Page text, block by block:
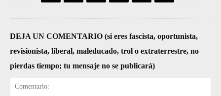
DEJA UN COMENTARIO (si eres fascista, oportunista,
revisionista, liberal, maleducado, trol o extraterrestre, no
pierdas tiempo; tu mensaje no se publicará)